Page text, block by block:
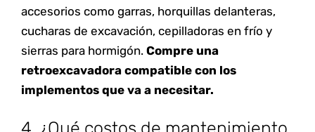
accesorios como garras, horquillas delanteras,
cucharas de excavación, cepilladoras en frío y
sierras para hormigón. Compre una
retroexcavadora compatible con los
implementos que va a necesitar.
4. ¿Qué costos de mantenimiento